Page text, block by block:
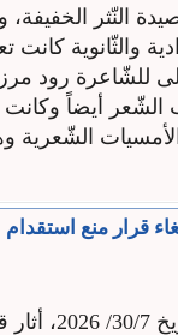
النّثر
والثّانوية
للشّاعرة رود
الشّعر أيضاً
الشّعرية
قرار منع
منذ صدور